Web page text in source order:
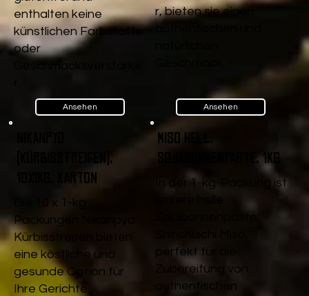
enthalten keine
künstlichen Farbstoffe
oder
Ansehen
r, bieten sie einen
Ansehen
(Kürbisstreifen),
10x1kg, Karton
Die 10 x 1-kg
Packungen Nikanpyo
Kürbisstreifen bieten
eine köstliche und
gesunde Option für
Ihre Gerichte.
Miso Hell,
Sojabohnenpaste, 1kg
In der 1-kg-Packung ist
perfekt für die
Zubereitung von
authentischen